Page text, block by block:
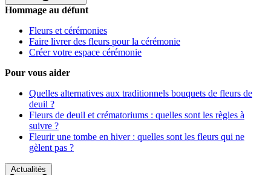
Hommage au défunt
Fleurs et cérémonies
Faire livrer des fleurs pour la cérémonie
Créer votre espace cérémonie
Pour vous aider
Quelles alternatives aux traditionnels bouquets de fleurs de
deuil ?
Fleurs de deuil et crématoriums : quelles sont les règles à
suivre ?
Fleurir une tombe en hiver : quelles sont les fleurs qui ne
gèlent pas ?
Actualités